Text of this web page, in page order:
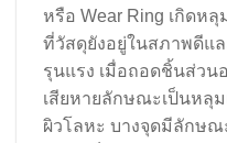
หรือ Wear Ring เกิดห
ที่วัสดุยังอยู่ในสภาพดีแ
รุนแรง เมื่อถอดชิ้นส่วน
เสียหายลักษณะเป็นหลุ
ผิวโลหะ บางจุดมีลักษณ